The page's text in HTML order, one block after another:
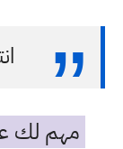
مهم لك